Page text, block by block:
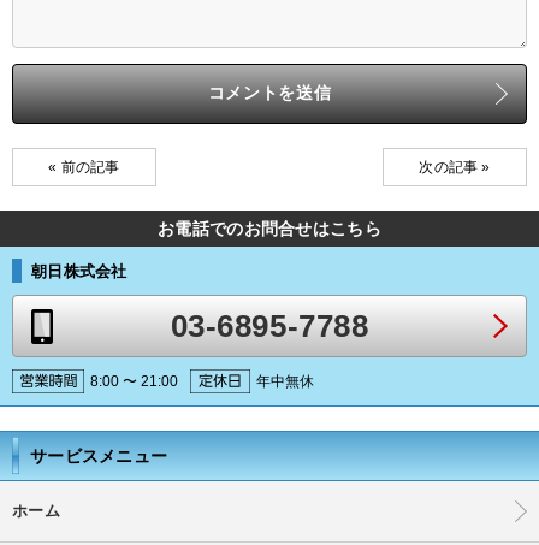
« 前の記事 次の記事 »
お電話でのお問合せはこちら
朝日株式会社
03-6895-7788
8:00 〜 21:00 年中無休
サービスメニュー
ホーム